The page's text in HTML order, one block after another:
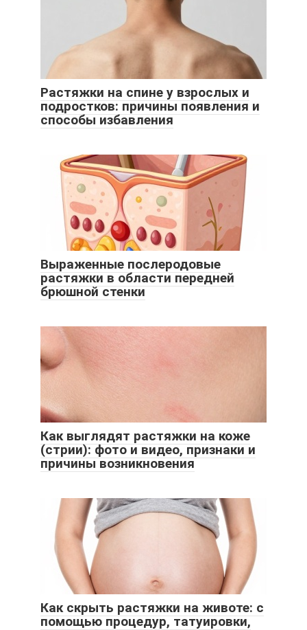
Растяжки на спине у взрослых и
подростков: причины появления и
способы избавления
Выраженные послеродовые
растяжки в области передней
брюшной стенки
Как выглядят растяжки на коже
(стрии): фото и видео, признаки и
причины возникновения
Как скрыть растяжки на животе: с
помощью процедур, татуировки,